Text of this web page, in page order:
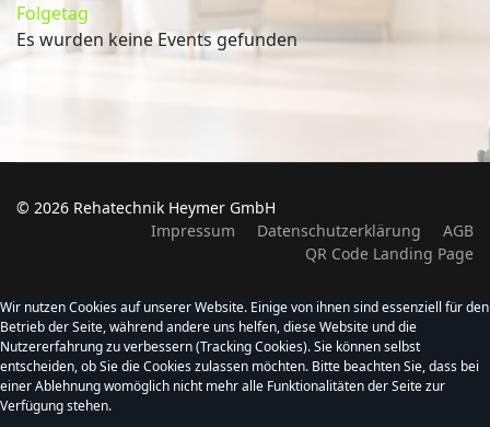
Folgetag
Es wurden keine Events gefunden
© 2026 Rehatechnik Heymer GmbH
Impressum
Datenschutzerklärung
AGB
QR Code Landing Page
Wir nutzen Cookies auf unserer Website. Einige von ihnen sind essenziell für den
Betrieb der Seite, während andere uns helfen, diese Website und die
Nutzererfahrung zu verbessern (Tracking Cookies). Sie können selbst
entscheiden, ob Sie die Cookies zulassen möchten. Bitte beachten Sie, dass bei
einer Ablehnung womöglich nicht mehr alle Funktionalitäten der Seite zur
Verfügung stehen.